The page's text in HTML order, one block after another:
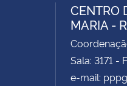
CENTRO
MARIA -
Sala: 3171 -
e-mail: